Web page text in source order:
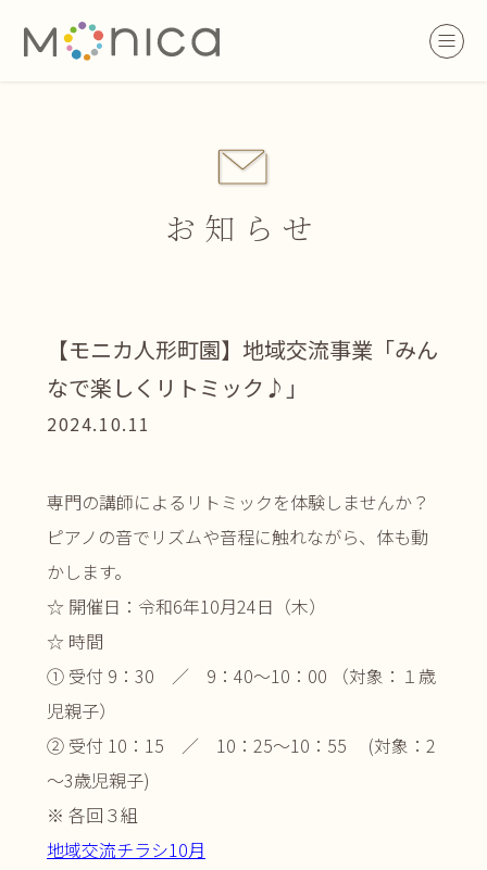
お知らせ
【モニカ人形町園】地域交流事業「みん
なで楽しくリトミック♪」
2024.10.11
専門の講師によるリトミックを体験しませんか？
ピアノの音でリズムや音程に触れながら、体も動
かします。
☆ 開催日：令和6年10月24日（木）
☆ 時間
① 受付 9：30 ／ 9：40～10：00 （対象：１歳
児親子）
② 受付 10：15 ／ 10：25～10：55 (対象：2
～3歳児親子)
※ 各回３組
地域交流チラシ10月